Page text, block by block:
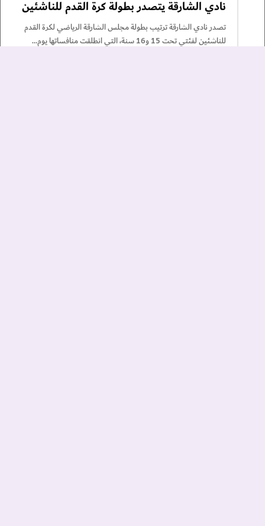
نادي الشارقة يتصدر بطولة كرة القدم للناشئين
تصدر نادي الشارقة ترتيب بطولة مجلس الشارقة الرياضي لكرة القدم
للناشئين لفئتي تحت 15 و16 سنة، التي انطلقت منافساتها يوم…